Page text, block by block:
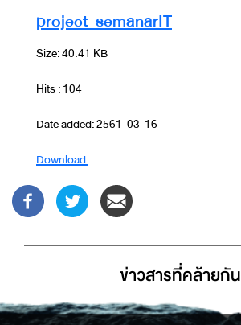
project_semanarIT
Size: 40.41 KB
Hits : 104
Date added: 2561-03-16
Download
ข่าวสารที่่คล้ายกัน